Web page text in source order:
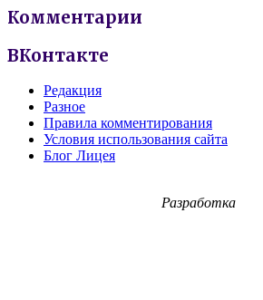
Комментарии
ВКонтакте
Редакция
Разное
Правила комментирования
Условия использования сайта
Блог Лицея
Разработка